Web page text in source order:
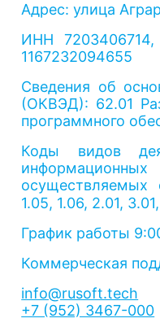
Адрес: улица
ИНН
1167232094655
Сведения об
(ОКВЭД): 62.01
программного
Коды видов
осуществляемых
1.05, 1.06, 2.01,
График работы
Коммерческая
info@rusoft.tech
+7 (952) 3467-000